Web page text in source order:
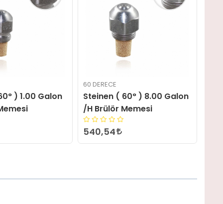
) 1.00 Galon
60 DERECE
Steinen ( 60° ) 8.00 Galon
/H Brülör Memesi
540,54